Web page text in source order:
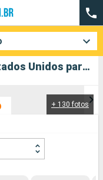
Cruzeiro Pride of America: Estados Unidos partindo de Honolulu
+ 130 fotos